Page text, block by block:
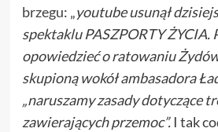
brzegu: „youtube usunął
spektaklu PASZPORTY ŻYCIA.
opowiedzieć o ratowaniu
skupioną wokół ambasadora
„naruszamy zasady dotyczące
zawierających przemoc”. I tak